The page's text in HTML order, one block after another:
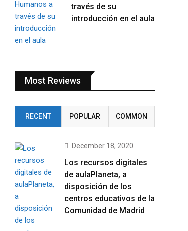
través de su
introducción en el aula
Most Reviews
RECENT POPULAR COMMON
December 18, 2020
Los recursos digitales
de aulaPlaneta, a
disposición de los
centros educativos de la
Comunidad de Madrid